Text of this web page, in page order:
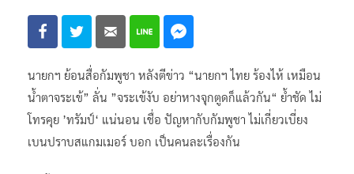
นายกฯ ย้อนสื่อกัมพูชา หลังตีข่าว “นายกฯ ไทย ร้องไห้ เหมือน
น้ำตาจระเข้” ลั่น ”จระเข้งับ อย่าหางจุกตูดก็แล้วกัน“ ย้ำชัด ไม่
โทรคุย ’ทรัมป์‘ แน่นอน เชื่อ ปัญหากับกัมพูชา ไม่เกี่ยวเบี่ยง
เบนปราบสแกมเมอร์ บอก เป็นคนละเรื่องกัน